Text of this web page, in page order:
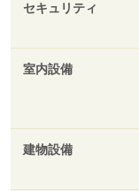
セキュリティ
室内設備
建物設備